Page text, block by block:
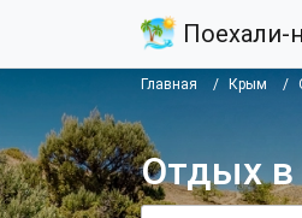
Поехали-
Главная Крым
Отдых в